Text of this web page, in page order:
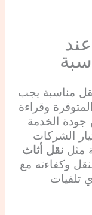
مناسبة يجب
وقراءة
جودة الخدمة
الشركات
مثل نقل أثاث
وكفاءته مع
تلفيات